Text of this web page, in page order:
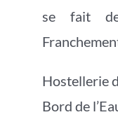
se fait
Hostellerie
Bord de